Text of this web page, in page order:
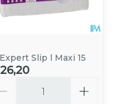
Slip l Maxi 15